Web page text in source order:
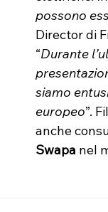
possono
Director di
“Durante
siamo
europeo”.
anche
Swapa nel